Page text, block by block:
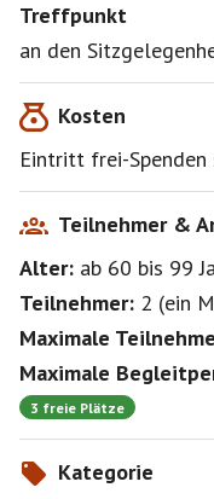
Ich bin oft beim
teilnehmende Besis
Treffpunkt
an den
Kosten
Eintritt frei-
Teilnehmer &
Alter: ab 60 bis 99
Teilnehmer: 2 (ein
Maximale
Maximale
3 freie Plätze
Kategorie